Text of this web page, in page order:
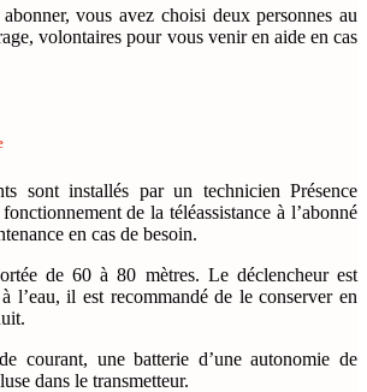
vous avez choisi deux personnes au
, volontaires pour vous venir en aide en cas
sont installés par un technicien Présence
de la téléassistance à l’abonné
en cas de besoin.
de 60 à 80 mètres. Le déclencheur est
l’eau, il est recommandé de le conserver en
courant, une batterie d’une autonomie de
dans le transmetteur.